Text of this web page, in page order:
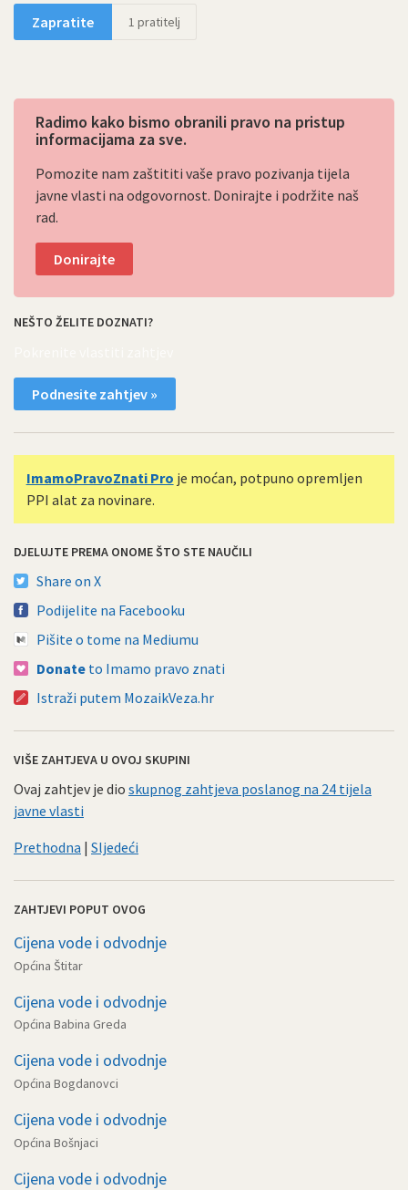
Zapratite 1 pratitelj
Radimo kako bismo obranili pravo na pristup
informacijama za sve.
Pomozite nam zaštititi vaše pravo pozivanja tijela
javne vlasti na odgovornost. Donirajte i podržite naš
rad.
Donirajte
NEŠTO ŽELITE DOZNATI?
Podnesite zahtjev »
ImamoPravoZnati Pro je moćan, potpuno opremljen
PPI alat za novinare.
DJELUJTE PREMA ONOME ŠTO STE NAUČILI
Share on X
Podijelite na Facebooku
Pišite o tome na Mediumu
Donate to Imamo pravo znati
Istraži putem MozaikVeza.hr
VIŠE ZAHTJEVA U OVOJ SKUPINI
Ovaj zahtjev je dio skupnog zahtjeva poslanog na 24 tijela
javne vlasti
Prethodna | Sljedeći
ZAHTJEVI POPUT OVOG
Cijena vode i odvodnje
Općina Štitar
Cijena vode i odvodnje
Općina Babina Greda
Cijena vode i odvodnje
Općina Bogdanovci
Cijena vode i odvodnje
Općina Bošnjaci
Cijena vode i odvodnje